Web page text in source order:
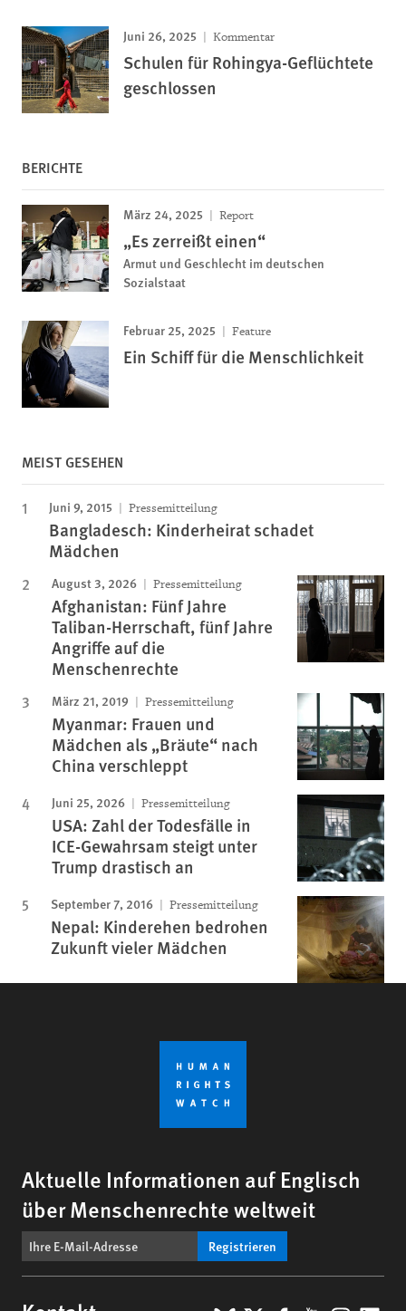
Juni 26, 2025 Kommentar
Schulen für Rohingya-Geflüchtete
geschlossen
BERICHTE
März 24, 2025 Report
„Es zerreißt einen“
Armut und Geschlecht im deutschen
Sozialstaat
Februar 25, 2025 Feature
Ein Schiff für die Menschlichkeit
MEIST GESEHEN
Juni 9, 2015 Pressemitteilung
Bangladesch: Kinderheirat schadet
Mädchen
August 3, 2026 Pressemitteilung
Afghanistan: Fünf Jahre
Taliban-Herrschaft, fünf Jahre
Angriffe auf die
Menschenrechte
März 21, 2019 Pressemitteilung
Myanmar: Frauen und
Mädchen als „Bräute“ nach
China verschleppt
Juni 25, 2026 Pressemitteilung
USA: Zahl der Todesfälle in
ICE-Gewahrsam steigt unter
Trump drastisch an
September 7, 2016 Pressemitteilung
Nepal: Kinderehen bedrohen
Zukunft vieler Mädchen
Aktuelle Informationen auf Englisch
über Menschenrechte weltweit
Registrieren